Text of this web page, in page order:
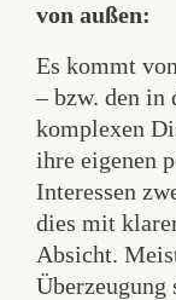
von außen:
Es kommt
– bzw. den in
komplexen
ihre eigenen
Interessen
dies mit
Absicht.
Überzeugung